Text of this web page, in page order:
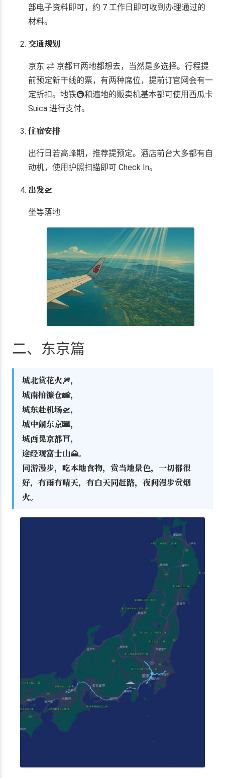
部电子资料即可，约 7 工作日即可收到办理通过的
材料。
交通规划
京东 ⇄ 京都⛩️两地都想去，当然是多选择。行程提
前预定新干线的票，有两种席位，提前订官网会有一
定折扣。地铁🚇和遍地的贩卖机基本都可使用西瓜卡
Suica 进行支付。
住宿安排
出行日若高峰期，推荐提预定。酒店前台大多都有自
动机，使用护照扫描即可 Check In。
出发🛫
坐等落地
二、东京篇
城北赏花火🎆，
城南拍镰仓📸，
城东赴机场🛫，
城中闹东京🌆，
城西晃京都⛩️，
途经观富士山🗻。
同游漫步，吃本地食物，赏当地景色，一切都很
好，有雨有晴天，有白天同赶路，夜间漫步赏烟
火。